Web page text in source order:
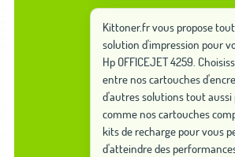
Kittoner.fr vous propose
solution d'impression pour
Hp OFFICEJET 4259.
entre nos cartouches
d'autres solutions tout
comme nos cartouches
kits de recharge pour vous
d'atteindre des